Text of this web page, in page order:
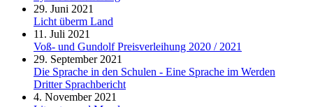
29. Juni 2021
Licht überm Land
11. Juli 2021
Voß- und Gundolf Preisverleihung 2020 / 2021
29. September 2021
Die Sprache in den Schulen - Eine Sprache im Werden
Dritter Sprachbericht
4. November 2021